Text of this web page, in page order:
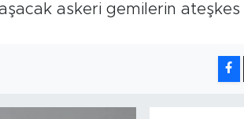
askeri gemilerin ateşkes